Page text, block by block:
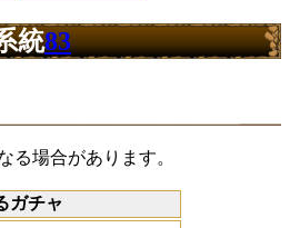
統83
る場合があります。
ガチャ